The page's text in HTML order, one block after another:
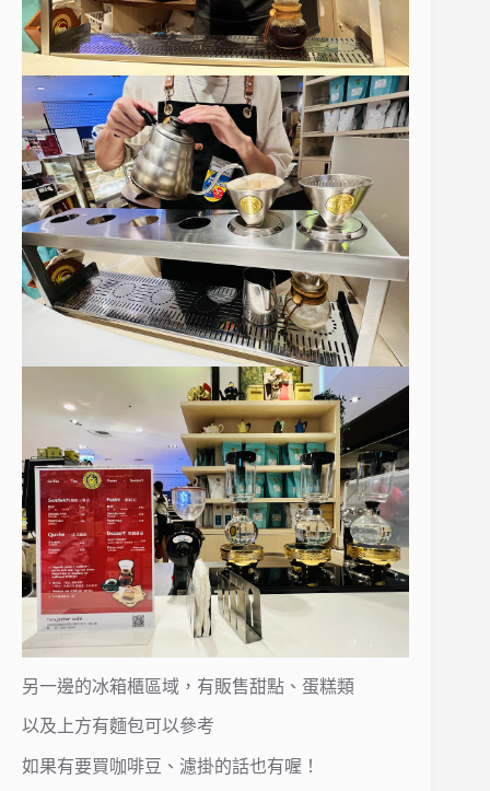
另一邊的冰箱櫃區域，有販售甜點、蛋糕類
以及上方有麵包可以參考
如果有要買咖啡豆、濾掛的話也有喔！